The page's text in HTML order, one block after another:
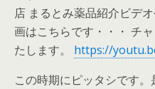
店 まるとみ薬品紹介ビデ
画はこちらです・・・ チ
たします。 https://
この時期にピッタシです